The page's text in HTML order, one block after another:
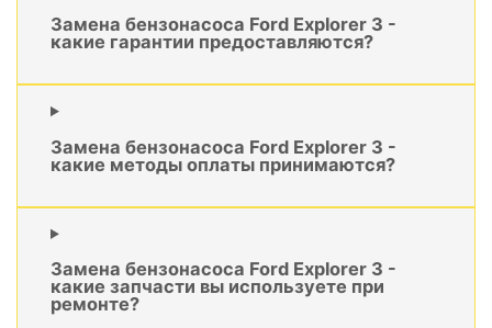
Замена бензонасоса Ford Explorer 3 -
какие гарантии предоставляются?
Замена бензонасоса Ford Explorer 3 -
какие методы оплаты принимаются?
Замена бензонасоса Ford Explorer 3 -
какие запчасти вы используете при
ремонте?